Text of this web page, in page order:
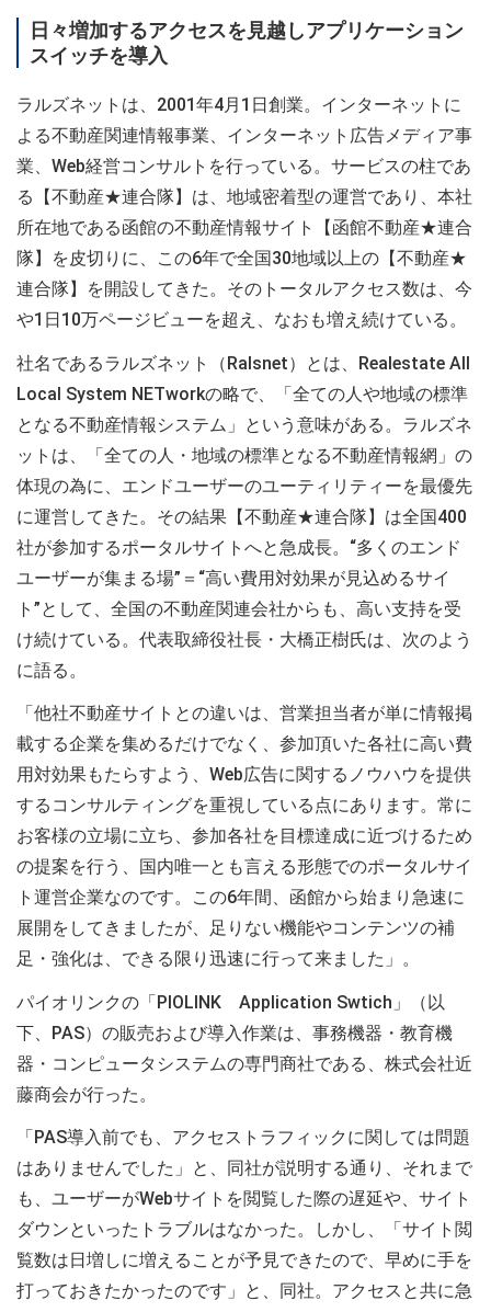
日々増加するアクセスを見越しアプリケーション
スイッチを導入
ラルズネットは、2001年4月1日創業。インターネットに
よる不動産関連情報事業、インターネット広告メディア事
業、Web経営コンサルトを行っている。サービスの柱であ
る【不動産★連合隊】は、地域密着型の運営であり、本社
所在地である函館の不動産情報サイト【函館不動産★連合
隊】を皮切りに、この6年で全国30地域以上の【不動産★
連合隊】を開設してきた。そのトータルアクセス数は、今
や1日10万ページビューを超え、なおも増え続けている。
社名であるラルズネット（Ralsnet）とは、Realestate All
Local System NETworkの略で、「全ての人や地域の標準
となる不動産情報システム」という意味がある。ラルズネ
ットは、「全ての人・地域の標準となる不動産情報網」の
体現の為に、エンドユーザーのユーティリティーを最優先
に運営してきた。その結果【不動産★連合隊】は全国400
社が参加するポータルサイトへと急成長。“多くのエンド
ユーザーが集まる場”＝“高い費用対効果が見込めるサイ
ト”として、全国の不動産関連会社からも、高い支持を受
け続けている。代表取締役社長・大橋正樹氏は、次のよう
に語る。
「他社不動産サイトとの違いは、営業担当者が単に情報掲
載する企業を集めるだけでなく、参加頂いた各社に高い費
用対効果もたらすよう、Web広告に関するノウハウを提供
するコンサルティングを重視している点にあります。常に
お客様の立場に立ち、参加各社を目標達成に近づけるため
の提案を行う、国内唯一とも言える形態でのポータルサイ
ト運営企業なのです。この6年間、函館から始まり急速に
展開をしてきましたが、足りない機能やコンテンツの補
足・強化は、できる限り迅速に行って来ました」。
パイオリンクの「PIOLINK Application Swtich」（以
下、PAS）の販売および導入作業は、事務機器・教育機
器・コンピュータシステムの専門商社である、株式会社近
藤商会が行った。
「PAS導入前でも、アクセストラフィックに関しては問題
はありませんでした」と、同社が説明する通り、それまで
も、ユーザーがWebサイトを閲覧した際の遅延や、サイト
ダウンといったトラブルはなかった。しかし、「サイト閲
覧数は日増しに増えることが予見できたので、早めに手を
打っておきたかったのです」と、同社。アクセスと共に急